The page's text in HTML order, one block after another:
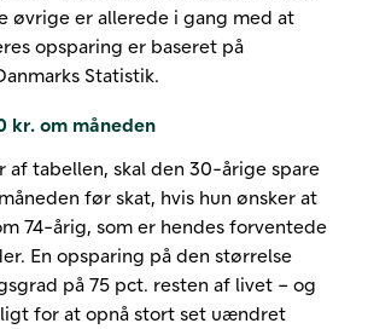
øvrige er allerede i gang med at
opsparing er baseret på
Statistik.
kr. om måneden
af tabellen, skal den 30-årige spare
før skat, hvis hun ønsker at
74-årig, som er hendes forventede
En opsparing på den størrelse
på 75 pct. resten af livet – og
for at opnå stort set uændret